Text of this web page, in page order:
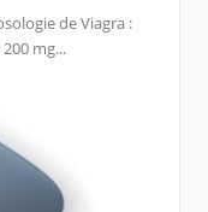
de Viagra :
mg...